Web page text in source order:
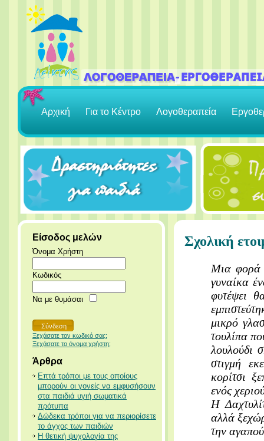
Αρχική Για το Κέντρο Λογοθεραπεία
Είσοδος μελών
Όνομα Χρήστη
Κωδικός
Να με θυμάσαι
Ξεχάσατε τον κωδικό σας;
Ξεχάσατε το όνομα χρήστη;
Άρθρα
Επτά τρόποι με τους οποίους
μπορούν οι γονείς να εμφυσήσουν
στα παιδιά υγιή σωματικά
πρότυπα
Δώδεκα τρόποι για να περιορίσετε
το άγχος των παιδιών
Η θετική ψυχολογία της
Σχολική
Μια φορά
γυναίκα
φυτέψει
μικρό
τουλίπα
λουλούδι
στιγμή
κορίτσι
ενός
Η
αλλά
την